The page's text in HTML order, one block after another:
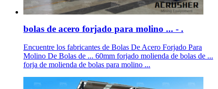
bolas de acero forjado para molino ... - .
Encuentre los fabricantes de Bolas De Acero Forjado Para
Molino De Bolas de ... 60mm forjado molienda de bolas de ...
forja de molienda de bolas para molino ...